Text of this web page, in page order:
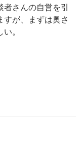
者さんの自営を引
すが、まずは奥さ
。